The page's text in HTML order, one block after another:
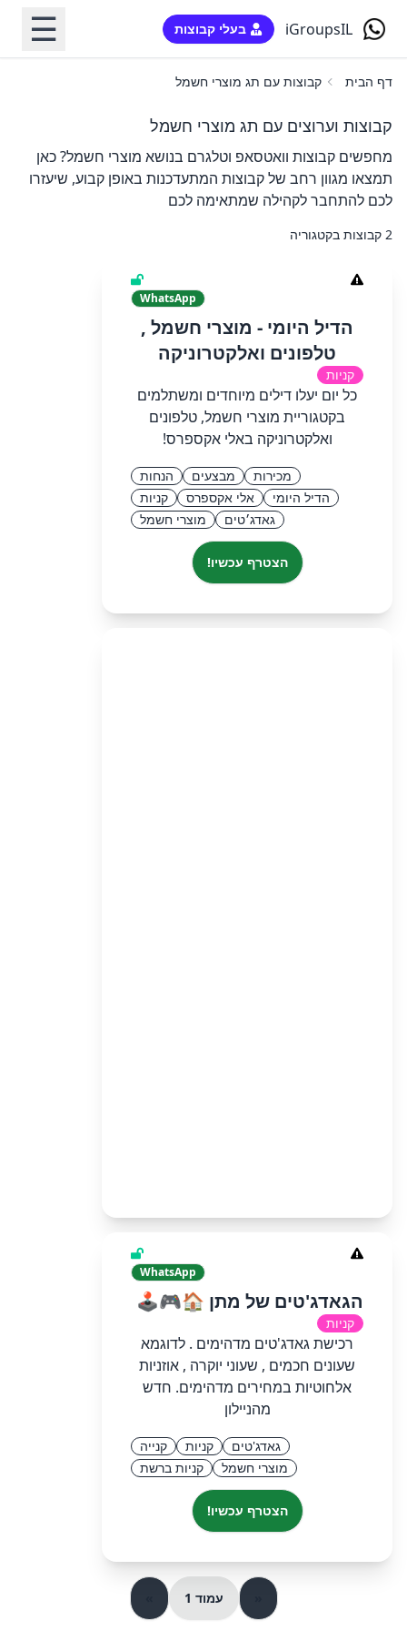
iGroupsIL בעלי קבוצות ☰
דף הבית קבוצות עם תג מוצרי חשמל
קבוצות וערוצים עם תג מוצרי חשמל
מחפשים קבוצות וואטסאפ וטלגרם בנושא מוצרי חשמל? כאן
תמצאו מגוון רחב של קבוצות המתעדכנות באופן קבוע, שיעזרו
לכם להתחבר לקהילה שמתאימה לכם
2 קבוצות בקטגוריה
WhatsApp
הדיל היומי - מוצרי חשמל ,
טלפונים ואלקטרוניקה
קניות
כל יום יעלו דילים מיוחדים ומשתלמים
בקטגוריית מוצרי חשמל, טלפונים
ואלקטרוניקה באלי אקספרס!
מכירות מבצעים
הנחות
הדיל היומי
אלי אקספרס
קניות
גאדג׳טים
מוצרי חשמל
הצטרף עכשיו!
WhatsApp
הגאדג'טים של מתן 🏠🎮🕹
קניות
רכישת גאדג'טים מדהימים . לדוגמא
שעונים חכמים , שעוני יוקרה , אוזניות
אלחוטיות במחירים מדהימים. חדש
מהניילון
גאדג'טים קניות
קנייה
מוצרי חשמל
קניות ברשת
הצטרף עכשיו!
עמוד 1